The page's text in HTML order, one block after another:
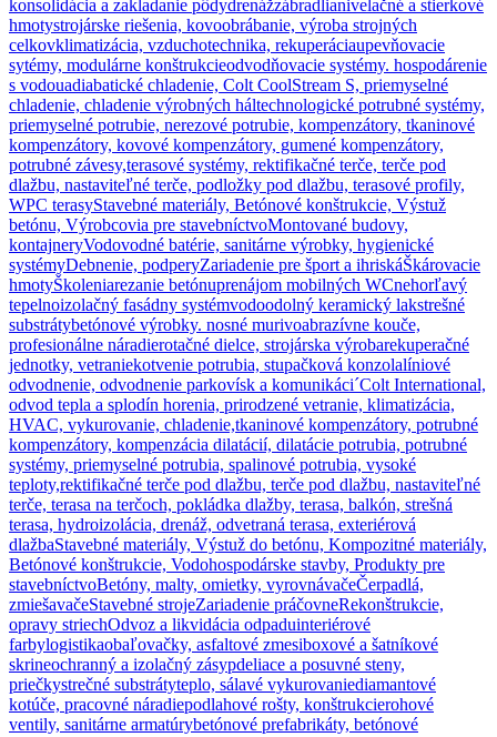
konsolidácia a zakladanie pôdydrenážzábradlianivelačné a stierkové
hmotystrojárske riešenia, kovoobrábanie, výroba strojných
celkovklimatizácia, vzduchotechnika, rekuperáciaupevňovacie
sytémy, modulárne konštrukcieodvodňovacie systémy. hospodárenie
s vodouadiabatické chladenie, Colt CoolStream S, priemyselné
chladenie, chladenie výrobných háltechnologické potrubné systémy,
priemyselné potrubie, nerezové potrubie, kompenzátory, tkaninové
kompenzátory, kovové kompenzátory, gumené kompenzátory,
potrubné závesy,terasové systémy, rektifikačné terče, terče pod
dlažbu, nastaviteľné terče, podložky pod dlažbu, terasové profily,
WPC terasyStavebné materiály, Betónové konštrukcie, Výstuž
betónu, Výrobcovia pre stavebníctvoMontované budovy,
kontajneryVodovodné batérie, sanitárne výrobky, hygienické
systémyDebnenie, podperyZariadenie pre šport a ihriskáŠkárovacie
hmotyŠkoleniarezanie betónuprenájom mobilných WCnehorľavý
tepelnoizolačný fasádny systémvodoodolný keramický lakstrešné
substrátybetónové výrobky. nosné murivoabrazívne kouče,
profesionálne náradierotačné dielce, strojárska výrobarekuperačné
jednotky, vetraniekotvenie potrubia, stupačková konzolalíniové
odvodnenie, odvodnenie parkovísk a komunikáci´Colt International,
odvod tepla a splodín horenia, prirodzené vetranie, klimatizácia,
HVAC, vykurovanie, chladenie,tkaninové kompenzátory, potrubné
kompenzátory, kompenzácia dilatácií, dilatácie potrubia, potrubné
systémy, priemyselné potrubia, spalinové potrubia, vysoké
teploty,rektifikačné terče pod dlažbu, terče pod dlažbu, nastaviteľné
terče, terasa na terčoch, pokládka dlažby, terasa, balkón, strešná
terasa, hydroizolácia, drenáž, odvetraná terasa, exteriérová
dlažbaStavebné materiály, Výstuž do betónu, Kompozitné materiály,
Betónové konštrukcie, Vodohospodárske stavby, Produkty pre
stavebníctvoBetóny, malty, omietky, vyrovnávačeČerpadlá,
zmiešavačeStavebné strojeZariadenie práčovneRekonštrukcie,
opravy striechOdvoz a likvidácia odpaduinteriérové
farbylogistikaobaľovačky, asfaltové zmesiboxové a šatníkové
skrineochranný a izolačný zásypdeliace a posuvné steny,
priečkystrečné substrátyteplo, sálavé vykurovaniediamantové
kotúče, pracovné náradiepodlahové rošty, konštrukcierohové
ventily, sanitárne armatúrybetónové prefabrikáty, betónové